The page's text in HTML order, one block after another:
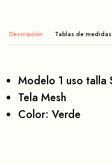
Descripción
Modelo 1 uso talla
Tela Mesh
Color: Verde